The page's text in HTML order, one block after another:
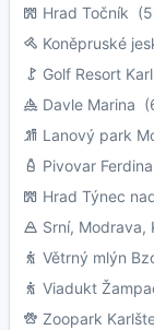
Hrad Točník
Koněpruské
Golf Resort
Davle Marina
Lanový park
Pivovar
Hrad Týnec
Srní, Modrava,
Větrný mlýn
Viadukt
Zoopark